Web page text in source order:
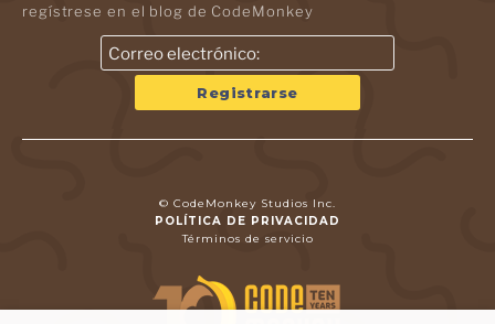
regístrese en el blog de CodeMonkey
© CodeMonkey Studios Inc.
POLÍTICA DE PRIVACIDAD
Términos de servicio